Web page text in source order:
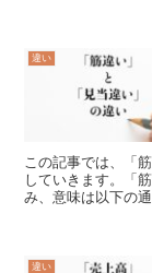
違い
この記事では、「
していきます。「
み、意味は以下の
違い